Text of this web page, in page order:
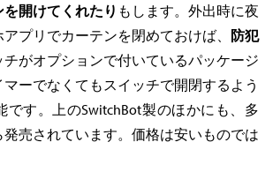
開けてくれたり もします。外出時に夜
プリでカーテンを閉めておけば、 防犯
チがオプションで付いているパッケージ
ーでなくてもスイッチで開閉するよう
です。上のSwitchBot製のほかにも、多
発売されています。価格は安いものでは